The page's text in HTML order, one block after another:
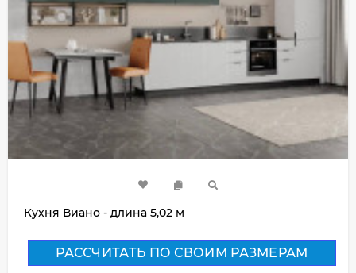
Кухня Виано - длина 5,02 м
РАССЧИТАТЬ ПО СВОИМ РАЗМЕРАМ